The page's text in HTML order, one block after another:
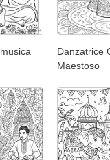
Danzatrice
Maestoso